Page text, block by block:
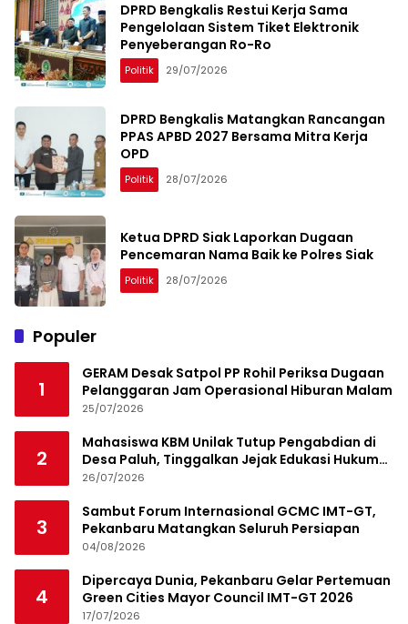
DPRD Bengkalis Restui Kerja Sama
Pengelolaan Sistem Tiket Elektronik
Penyeberangan Ro-Ro
Politik 29/07/2026
DPRD Bengkalis Matangkan Rancangan
PPAS APBD 2027 Bersama Mitra Kerja
OPD
Politik 28/07/2026
Ketua DPRD Siak Laporkan Dugaan
Pencemaran Nama Baik ke Polres Siak
Politik 28/07/2026
Populer
1
GERAM Desak Satpol PP Rohil Periksa Dugaan
Pelanggaran Jam Operasional Hiburan Malam
25/07/2026
2
Mahasiswa KBM Unilak Tutup Pengabdian di
Desa Paluh, Tinggalkan Jejak Edukasi Hukum
dan Aksi Sosial
26/07/2026
3
Sambut Forum Internasional GCMC IMT-GT,
Pekanbaru Matangkan Seluruh Persiapan
04/08/2026
4
Dipercaya Dunia, Pekanbaru Gelar Pertemuan
Green Cities Mayor Council IMT-GT 2026
17/07/2026